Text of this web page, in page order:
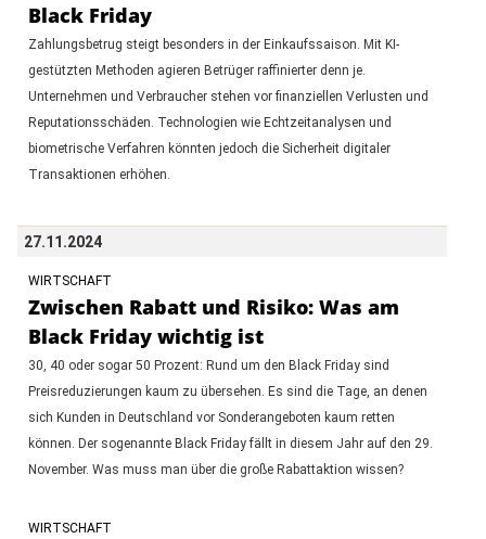
Black Friday
Zahlungsbetrug steigt besonders in der Einkaufssaison. Mit KI-
gestützten Methoden agieren Betrüger raffinierter denn je.
Unternehmen und Verbraucher stehen vor finanziellen Verlusten und
Reputationsschäden. Technologien wie Echtzeitanalysen und
biometrische Verfahren könnten jedoch die Sicherheit digitaler
Transaktionen erhöhen.
27.11.2024
WIRTSCHAFT
Zwischen Rabatt und Risiko: Was am
Black Friday wichtig ist
30, 40 oder sogar 50 Prozent: Rund um den Black Friday sind
Preisreduzierungen kaum zu übersehen. Es sind die Tage, an denen
sich Kunden in Deutschland vor Sonderangeboten kaum retten
können. Der sogenannte Black Friday fällt in diesem Jahr auf den 29.
November. Was muss man über die große Rabattaktion wissen?
WIRTSCHAFT